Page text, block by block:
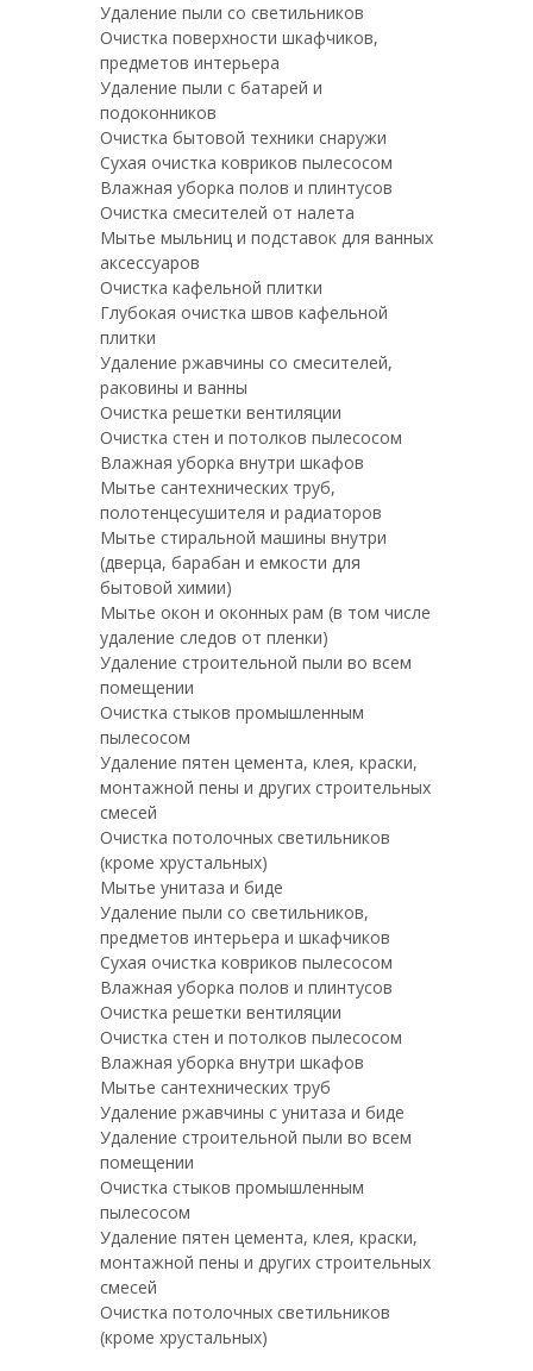
Удаление пыли со светильников
Очистка поверхности шкафчиков,
предметов интерьера
Удаление пыли с батарей и
подоконников
Очистка бытовой техники снаружи
Сухая очистка ковриков пылесосом
Влажная уборка полов и плинтусов
Очистка смесителей от налета
Мытье мыльниц и подставок для ванных
аксессуаров
Очистка кафельной плитки
Глубокая очистка швов кафельной
плитки
Удаление ржавчины со смесителей,
раковины и ванны
Очистка решетки вентиляции
Очистка стен и потолков пылесосом
Влажная уборка внутри шкафов
Мытье сантехнических труб,
полотенцесушителя и радиаторов
Мытье стиральной машины внутри
(дверца, барабан и емкости для
бытовой химии)
Мытье окон и оконных рам (в том числе
удаление следов от пленки)
Удаление строительной пыли во всем
помещении
Очистка стыков промышленным
пылесосом
Удаление пятен цемента, клея, краски,
монтажной пены и других строительных
смесей
Очистка потолочных светильников
(кроме хрустальных)
Мытье унитаза и биде
Удаление пыли со светильников,
предметов интерьера и шкафчиков
Сухая очистка ковриков пылесосом
Влажная уборка полов и плинтусов
Очистка решетки вентиляции
Очистка стен и потолков пылесосом
Влажная уборка внутри шкафов
Мытье сантехнических труб
Удаление ржавчины с унитаза и биде
Удаление строительной пыли во всем
помещении
Очистка стыков промышленным
пылесосом
Удаление пятен цемента, клея, краски,
монтажной пены и других строительных
смесей
Очистка потолочных светильников
(кроме хрустальных)